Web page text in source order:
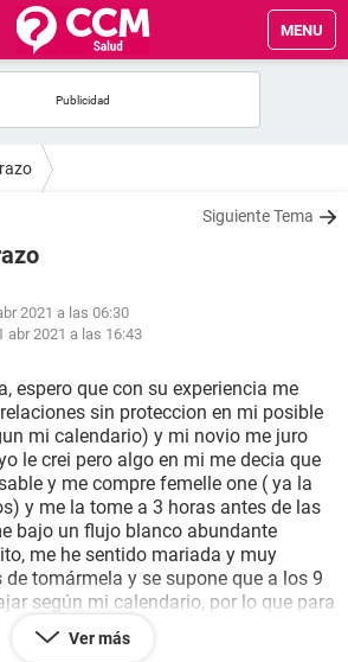
MENU
Siguiente Tema
2021 a las 06:30
abr 2021 a las 16:43
espero que con su experiencia me
sin proteccion en mi posible
mi calendario) y mi novio me juro
le crei pero algo en mi me decia que
y me compre femelle one ( ya la
y me la tome a 3 horas antes de las
bajo un flujo blanco abundante
me he sentido mariada y muy
tomármela y se supone que a los 9
según mi calendario, por lo que para
un día de retraso, según mi
me va a retrasar hasta casi 7
Ver más